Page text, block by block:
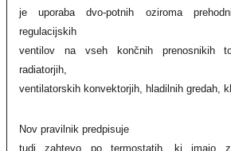
je uporaba dvo-potnih oziroma
regulacijskih
ventilov na vseh končnih prenosnikih
radiatorjih,
ventilatorskih konvektorjih, hladilnih gredah,
Nov pravilnik predpisuje
tudi zahtevo po termostatih, ki imajo